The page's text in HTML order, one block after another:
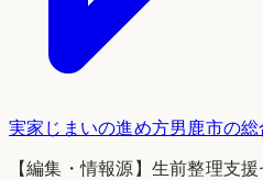
実家じまいの進め方男鹿市の総
【編集・情報源】生前整理支